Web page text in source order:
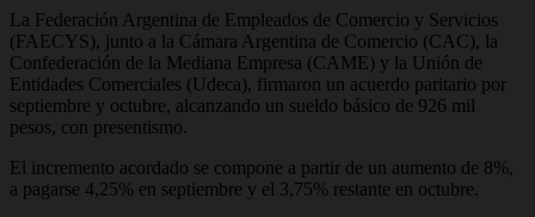
La Federación Argentina de Empleados de Comercio y Servicios
(FAECYS), junto a la Cámara Argentina de Comercio (CAC), la
Confederación de la Mediana Empresa (CAME) y la Unión de
Entidades Comerciales (Udeca), firmaron un acuerdo paritario por
septiembre y octubre, alcanzando un sueldo básico de 926 mil
pesos, con presentismo.
El incremento acordado se compone a partir de un aumento de 8%,
a pagarse 4,25% en septiembre y el 3,75% restante en octubre.